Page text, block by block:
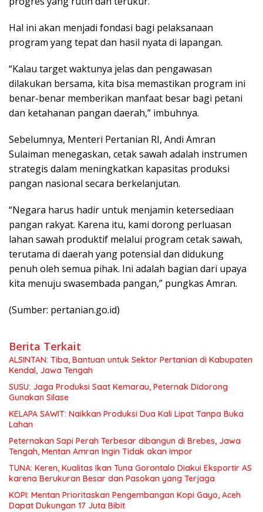
Hal ini akan menjadi fondasi bagi pelaksanaan
program yang tepat dan hasil nyata di lapangan.
“Kalau target waktunya jelas dan pengawasan
dilakukan bersama, kita bisa memastikan program ini
benar-benar memberikan manfaat besar bagi petani
dan ketahanan pangan daerah,” imbuhnya.
Sebelumnya, Menteri Pertanian RI, Andi Amran
Sulaiman menegaskan, cetak sawah adalah instrumen
strategis dalam meningkatkan kapasitas produksi
pangan nasional secara berkelanjutan.
“Negara harus hadir untuk menjamin ketersediaan
pangan rakyat. Karena itu, kami dorong perluasan
lahan sawah produktif melalui program cetak sawah,
terutama di daerah yang potensial dan didukung
penuh oleh semua pihak. Ini adalah bagian dari upaya
kita menuju swasembada pangan,” pungkas Amran.
(Sumber: pertanian.go.id)
Berita Terkait
ALSINTAN: Tiba, Bantuan untuk Sektor Pertanian di Kabupaten
Kendal, Jawa Tengah
SUSU: Jaga Produksi Saat Kemarau, Peternak Didorong
Gunakan Silase
KELAPA SAWIT: Naikkan Produksi Dua Kali Lipat Tanpa Buka
Lahan
Peternakan Sapi Perah Terbesar dibangun di Brebes, Jawa
Tengah, Mentan Amran Ingin Tidak akan Impor
TUNA: Keren, Kualitas Ikan Tuna Gorontalo Diakui Eksportir AS
karena Berukuran Besar dan Pasokan yang Terjaga
KOPI: Mentan Prioritaskan Pengembangan Kopi Gayo, Aceh
Dapat Dukungan 17 Juta Bibit